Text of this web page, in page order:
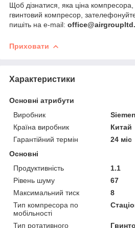
Щоб дізнатися, яка ціна компресора,
гвинтовий компресор,
пишіть на e-mail:
Приховати
Характеристики
Основні атрибути
Виробник
Країна виробник
Китай
Гарантійний термін
24 міс
Основні
Продуктивність
1.1
Рівень шуму
67
Максимальний тиск
8
Тип компресора по
мобільності
Тип ротативного